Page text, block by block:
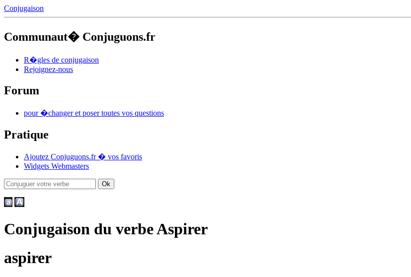
Conjugaison
Communaut� Conjuguons.fr
R�gles de conjugaison
Rejoignez-nous
Forum
pour �changer et poser toutes vos questions
Pratique
Ajoutez Conjuguons.fr � vos favoris
Widgets Webmasters
Conjugaison du verbe Aspirer
aspirer